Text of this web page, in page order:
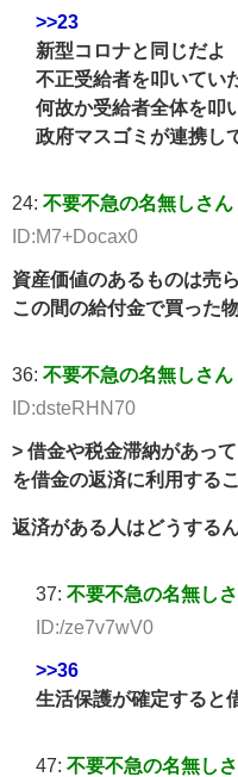
>>23
新型コロナと同じだよ
不正受給者を叩いてい
何故か受給者全体を叩
政府マスゴミが連携し
24: 不要不急の名無しさん
ID:M7+Docax0
資産価値のあるものは売
この間の給付金で買った
36: 不要不急の名無しさん
ID:dsteRHN70
> 借金や税金滞納があっ
を借金の返済に利用する
返済がある人はどうする
37: 不要不急の名無し
ID:/ze7v7wV0
>>36
生活保護が確定すると
47: 不要不急の名無し